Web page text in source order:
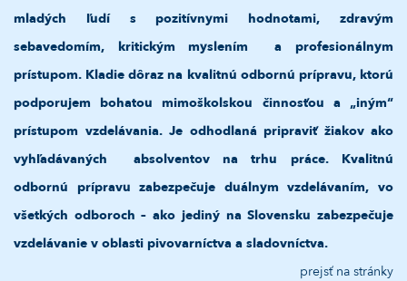
mladých ľudí s pozitívnymi hodnotami, zdravým
sebavedomím, kritickým myslením a profesionálnym
prístupom. Kladie dôraz na kvalitnú odbornú prípravu, ktorú
podporujem bohatou mimoškolskou činnosťou a „iným“
prístupom vzdelávania. Je odhodlaná pripraviť žiakov ako
vyhľadávaných absolventov na trhu práce. Kvalitnú
odbornú prípravu zabezpečuje duálnym vzdelávaním, vo
všetkých odboroch – ako jediný na Slovensku zabezpečuje
vzdelávanie v oblasti pivovarníctva a sladovníctva.
prejsť na stránky